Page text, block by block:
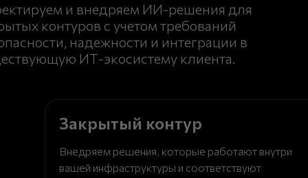
и внедряем ИИ-решения для
контуров с учетом требований
надежности и интеграции в
ИТ-экосистему клиента.
Закрытый контур
Внедряем решения, которые работают внутри
вашей инфраструктуры и соответствуют